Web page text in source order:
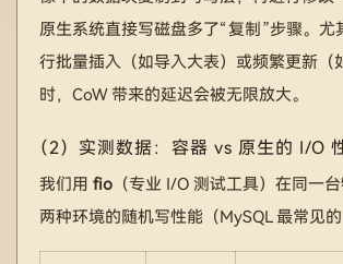
原生系统直接写磁盘多了“复制”步骤。尤
行批量插入（如导入大表）或频繁更新（
时，CoW 带来的延迟会被无限放大。
（2）实测数据：容器 vs 原生的 I/O
我们用 fio （专业 I/O 测试工具）在同一
两种环境的随机写性能（MySQL 最常见的